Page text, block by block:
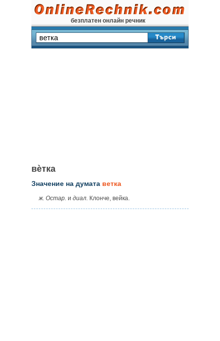
безплатен онлайн речник
вѐтка
Значение на думата ветка
ж. Остар. и диал. Клонче, вейка.